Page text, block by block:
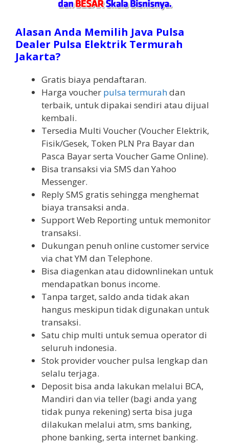
Alasan Anda Memilih Java Pulsa
Dealer Pulsa Elektrik Termurah
Jakarta?
Gratis biaya pendaftaran.
Harga voucher pulsa termurahdan
terbaik, untuk dipakai sendiri atau dijual
kembali.
Tersedia Multi Voucher (Voucher Elektrik,
Fisik/Gesek, Token PLN Pra Bayar dan
Pasca Bayar serta Voucher Game Online).
Bisa transaksi via SMS dan Yahoo
Messenger.
Reply SMS gratis sehingga menghemat
biaya transaksi anda.
Support Web Reporting untuk memonitor
transaksi.
Dukungan penuh online customer service
via chat YM dan Telephone.
Bisa diagenkan atau didownlinekan untuk
mendapatkan bonus income.
Tanpa target, saldo anda tidak akan
hangus meskipun tidak digunakan untuk
transaksi.
Satu chip multi untuk semua operator di
seluruh indonesia.
Stok provider voucher pulsa lengkap dan
selalu terjaga.
Deposit bisa anda lakukan melalui BCA,
Mandiri dan via teller (bagi anda yang
tidak punya rekening) serta bisa juga
dilakukan melalui atm, sms banking,
phone banking, serta internet banking.